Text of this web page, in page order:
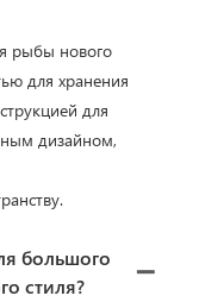
рыбы нового
для хранения
для
дизайном,
большого
стиля?